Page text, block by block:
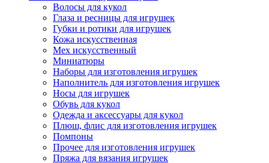
Волосы для кукол
Глаза и ресницы для игрушек
Губки и ротики для игрушек
Кожа искусственная
Мех искусственный
Миниатюры
Наборы для изготовления игрушек
Наполнитель для изготовления игрушек
Носы для игрушек
Обувь для кукол
Одежда и аксессуары для кукол
Плюш, флис для изготовления игрушек
Помпоны
Прочее для изготовления игрушек
Пряжа для вязания игрушек